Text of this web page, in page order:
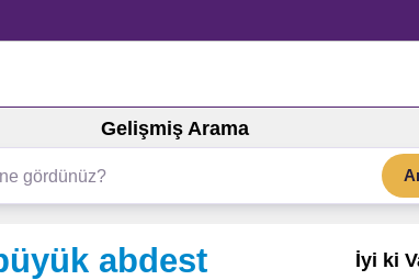
Gelişmiş Arama
abdest
İyi ki